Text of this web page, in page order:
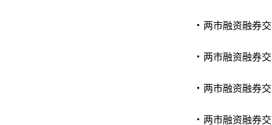
两市融资融券
两市融资融券
两市融资融券
两市融资融券